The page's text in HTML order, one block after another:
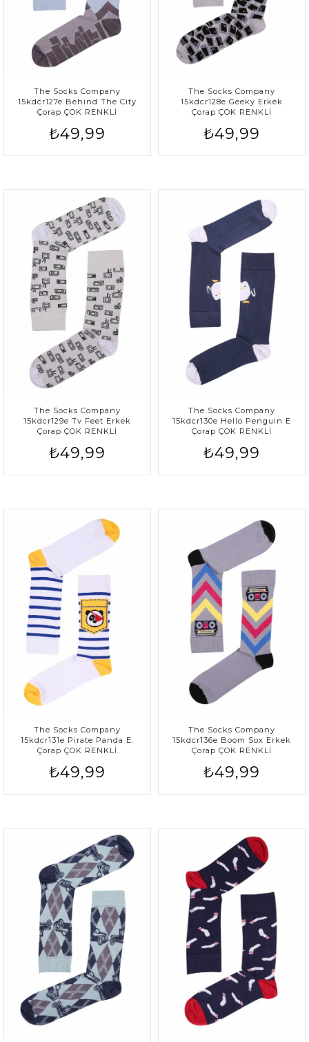
The Socks Company
15kdcr127e Behind The City
Çorap ÇOK RENKLİ
₺49,99
The Socks Company
15kdcr128e Geeky Erkek
Çorap ÇOK RENKLİ
₺49,99
The Socks Company
15kdcr129e Tv Feet Erkek
Çorap ÇOK RENKLİ
₺49,99
The Socks Company
15kdcr130e Hello Penguin E
Çorap ÇOK RENKLİ
₺49,99
The Socks Company
15kdcr131e Pirate Panda E.
Çorap ÇOK RENKLİ
₺49,99
The Socks Company
15kdcr136e Boom Sox Erkek
Çorap ÇOK RENKLİ
₺49,99